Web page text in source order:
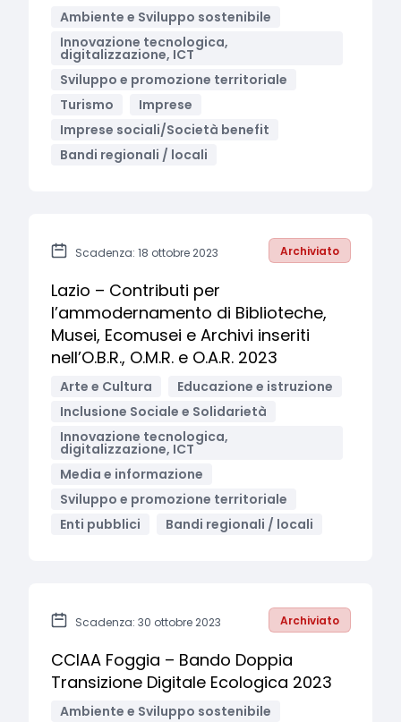
Ambiente e Sviluppo sostenibile
Innovazione tecnologica,
digitalizzazione, ICT
Sviluppo e promozione territoriale
Turismo
Imprese
Imprese sociali/Società benefit
Bandi regionali / locali
Scadenza: 18 ottobre 2023 Archiviato
Lazio – Contributi per
l’ammodernamento di Biblioteche,
Musei, Ecomusei e Archivi inseriti
nell’O.B.R., O.M.R. e O.A.R. 2023
Arte e Cultura
Educazione e istruzione
Inclusione Sociale e Solidarietà
Innovazione tecnologica,
digitalizzazione, ICT
Media e informazione
Sviluppo e promozione territoriale
Enti pubblici
Bandi regionali / locali
Scadenza: 30 ottobre 2023 Archiviato
CCIAA Foggia – Bando Doppia
Transizione Digitale Ecologica 2023
Ambiente e Sviluppo sostenibile